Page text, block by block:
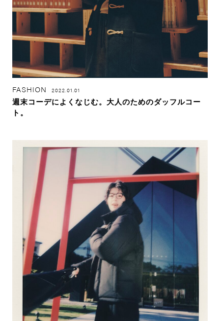
FASHION 2022.01.01
週末コーデによくなじむ。大人のためのダッフルコー
ト。